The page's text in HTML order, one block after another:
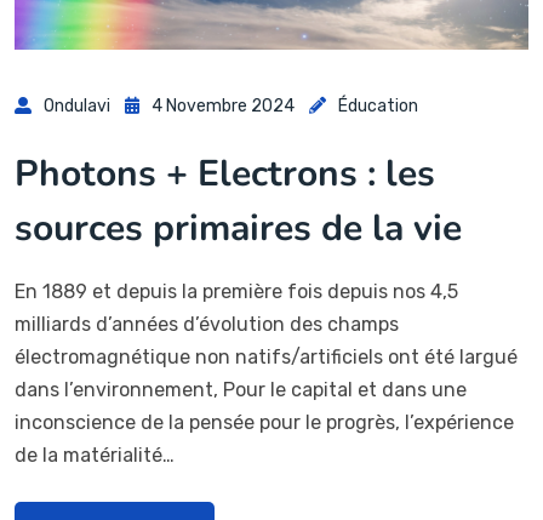
Ondulavi 4 Novembre 2024 Éducation
Photons + Electrons : les
sources primaires de la vie
En 1889 et depuis la première fois depuis nos 4,5
milliards d’années d’évolution des champs
électromagnétique non natifs/artificiels ont été largué
dans l’environnement, Pour le capital et dans une
inconscience de la pensée pour le progrès, l’expérience
de la matérialité…